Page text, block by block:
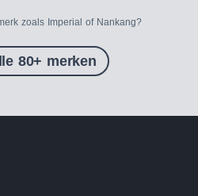
zoals Imperial of Nankang?
80+ merken